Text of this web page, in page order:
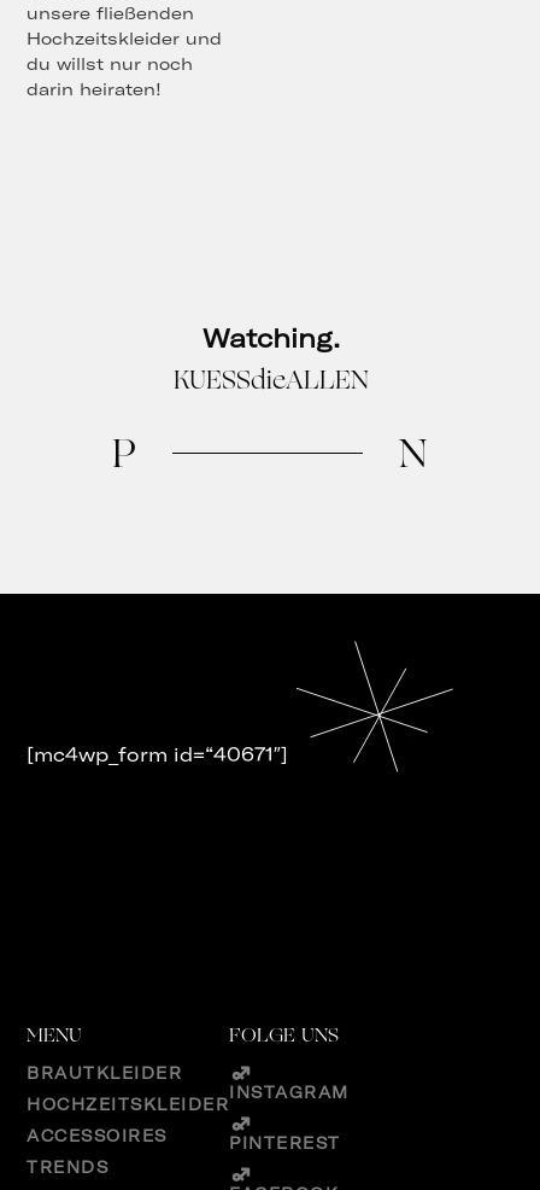
unsere fließenden
Hochzeitskleider und
du willst nur noch
darin heiraten!
Watching.
KUESSdieALLEN
P N
[mc4wp_form id=“40671″]
MENU
BRAUTKLEIDER
HOCHZEITSKLEIDER
ACCESSOIRES
TRENDS
FOLGE UNS
INSTAGRAM
PINTEREST